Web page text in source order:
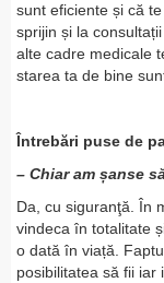
sunt eficiente și că
sprijin și la
alte cadre medicale
starea ta de bine
Întrebări puse de
– Chiar am șanse
Da, cu siguranţă. În
vindeca în totalitate
o dată în viață.
posibilitatea să fii iar